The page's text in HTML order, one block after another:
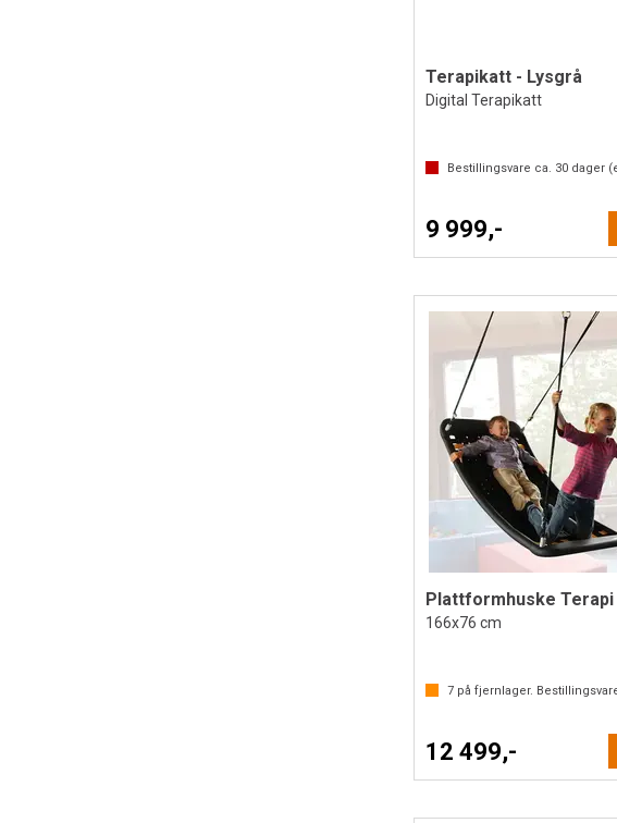
Terapikatt - Lysgrå
Digital Terapikatt
Bestillingsvare ca. 30dager
9 999,-
Plattformhuske Terapi
166x76 cm
7på fjernlager.
12 499,-